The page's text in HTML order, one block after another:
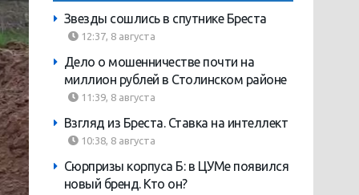
Звезды сошлись в спутнике Бреста
12:37, 8 августа
Дело о мошенничестве почти на
миллион рублей в Столинском районе
11:39, 8 августа
Взгляд из Бреста. Ставка на интеллект
10:38, 8 августа
Сюрпризы корпуса Б: в ЦУМе появился
новый бренд. Кто он?